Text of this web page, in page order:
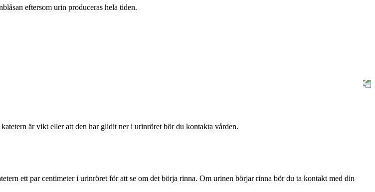
eftersom urin produceras hela tiden.
är vikt eller att den har glidit ner i urinröret bör du kontakta vården.
ett par centimeter i urinröret för att se om det börja rinna. Om urinen börjar rinna bör du ta kontakt med din